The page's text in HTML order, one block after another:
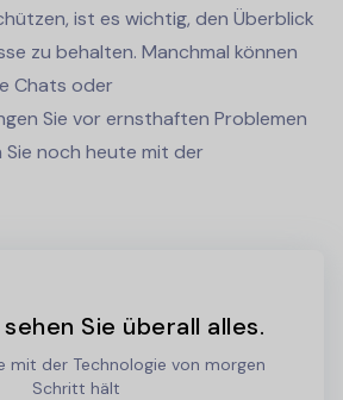
ist es wichtig, den Überblick
zu behalten. Manchmal können
Chats oder
Sie vor ernsthaften Problemen
Sie noch heute mit der
Sie überall alles.
mit der Technologie von morgen
Schritt hält